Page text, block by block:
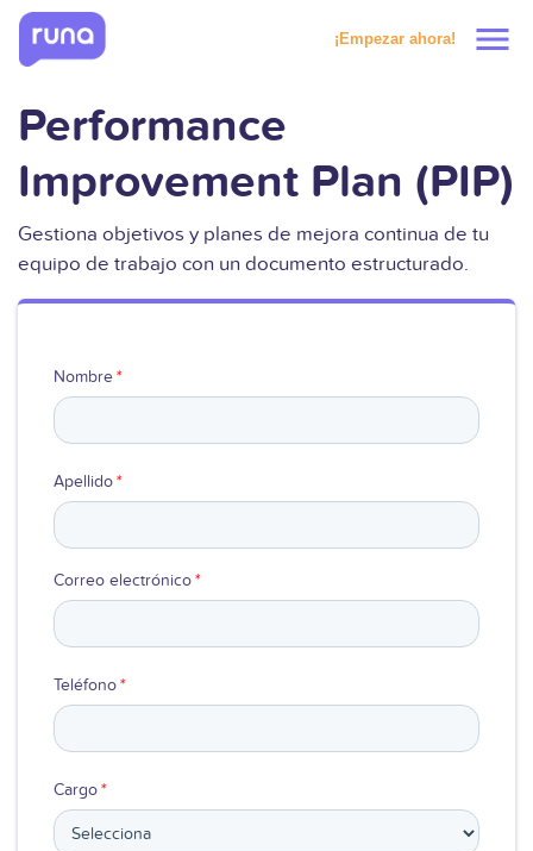
¡Empezar ahora! menu
Productos
Soluciones
Precios
Recursos
Solicitar prueba
Performance
Improvement Plan (PIP)
Gestiona objetivos y planes de mejora continua de tu
equipo de trabajo con un documento estructurado.
Nombre*
Apellido*
Correo electrónico*
Teléfono*
Cargo*